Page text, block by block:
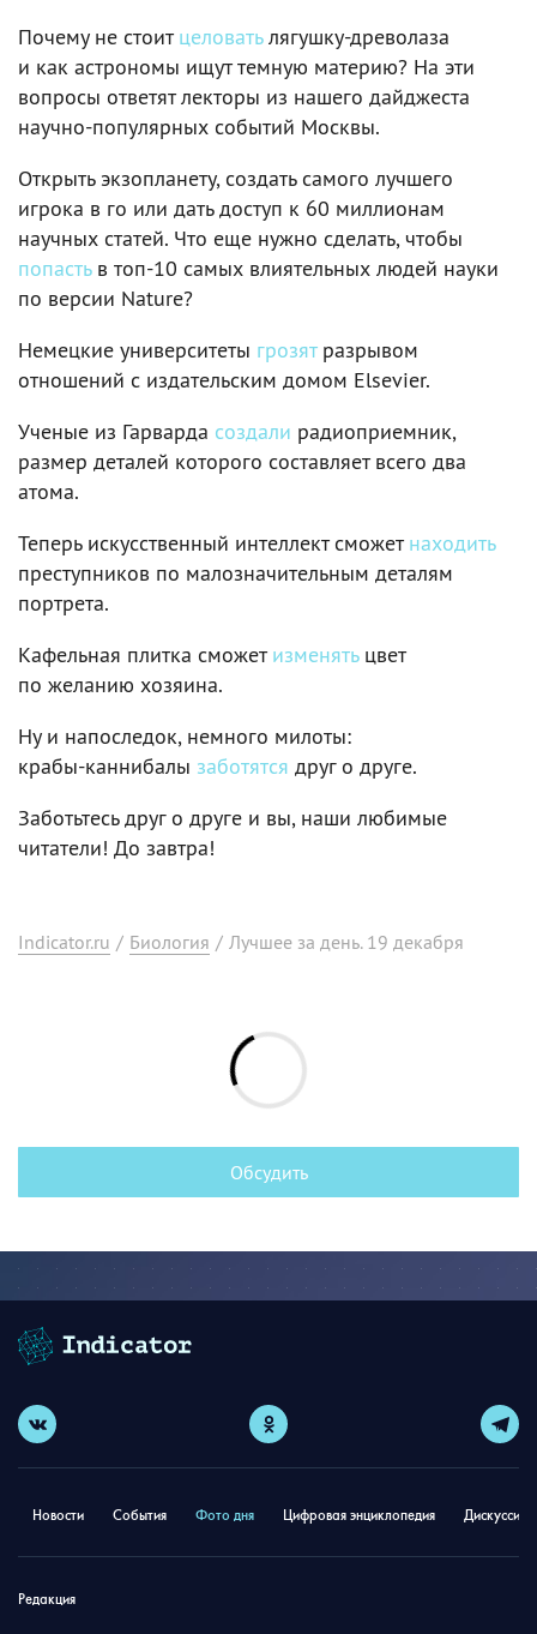
Почему не стоитцеловатьлягушку‑древолаза
и как астрономы ищут темную материю? На эти
вопросы ответят лекторы из нашего дайджеста
научно‑популярных событий Москвы.
Открыть экзопланету, создать самого лучшего
игрока в го или дать доступ к 60 миллионам
научных статей. Что еще нужно сделать, чтобы
попастьв топ-10 самых влиятельных людей науки
по версии Nature?
Немецкие университеты грозятразрывом
отношений с издательским домом Elsevier.
Ученые из Гарварда создали радиоприемник,
размер деталей которого составляет всего два
атома.
Теперь искусственный интеллект сможетнаходить
преступников по малозначительным деталям
портрета.
Кафельная плитка сможетизменятьцвет
по желанию хозяина.
Ну и напоследок, немного милоты:
крабы‑каннибалы заботятся друг о друге.
Заботьтесь друг о друге и вы, наши любимые
читатели! До завтра!
Indicator.ru / Биология / Лучшее за день. 19 декабря
Обсудить
Новости События Фото дня Цифровая энциклопедия
Редакция